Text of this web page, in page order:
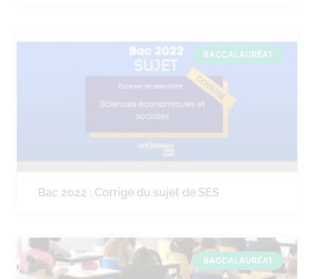
BACCALAURÉAT
Bac 2022 : Corrigé du sujet de SES
BACCALAURÉAT